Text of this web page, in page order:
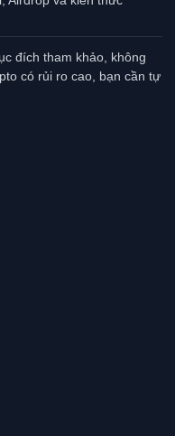
đích tham khảo, không
có rủi ro cao, bạn cần tự